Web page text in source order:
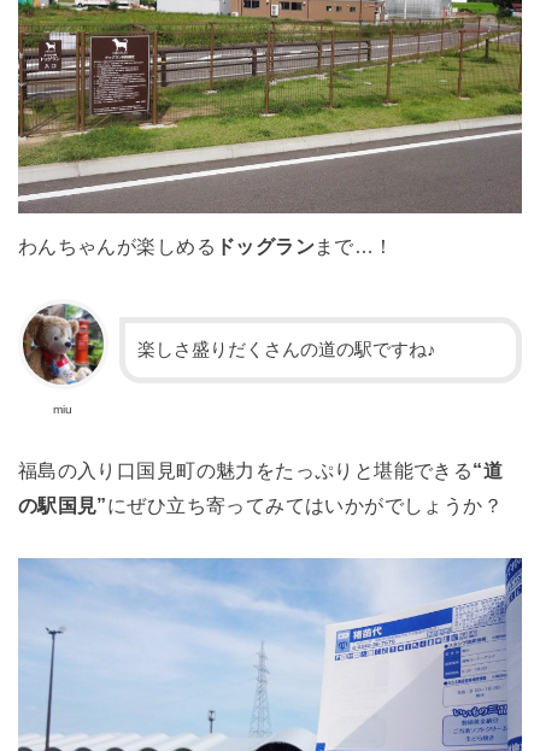
わんちゃんが楽しめる ドッグランまで…！
miu
楽しさ盛りだくさんの道の駅ですね♪
福島の入り口国見町の魅力をたっぷりと堪能できる“道
の駅国見”にぜひ立ち寄ってみてはいかがでしょうか？